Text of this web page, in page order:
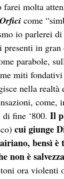
farei molta
come
io parlerei
presenti in
parabole,
miti
nella
come,
di fine ‘800.Il
cui giunge
bensì è
non è
ora violenti